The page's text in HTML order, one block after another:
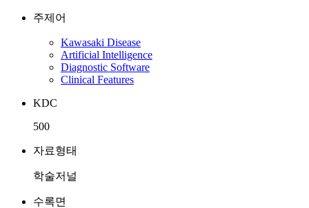
주제어
Kawasaki Disease
Artificial Intelligence
Diagnostic Software
Clinical Features
KDC
500
자료형태
학술저널
수록면